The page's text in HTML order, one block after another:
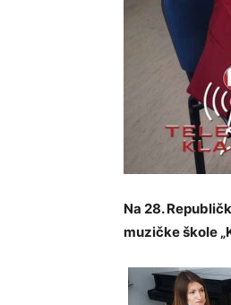
Na 28.
muzičke škole